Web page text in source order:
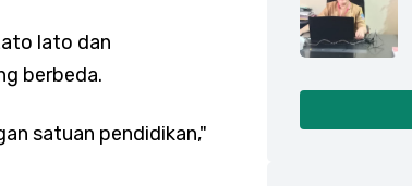
lato dan
berbeda.
satuan pendidikan,"